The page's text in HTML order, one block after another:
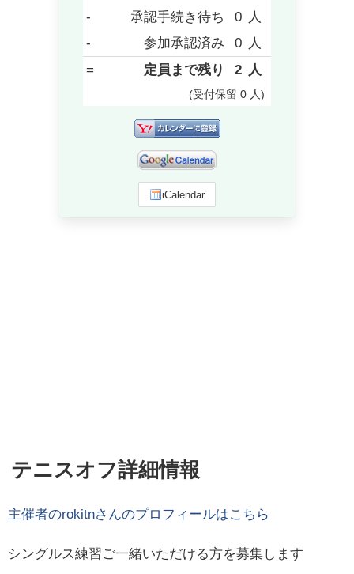
-
承認手続き待ち 0 人
-
参加承認済み 0 人
=
定員まで残り 2 人
(受付保留 0 人)
iCalendar
テニスオフ詳細情報
主催者のrokitnさんのプロフィールはこちら
シングルス練習ご一緒いただける方を募集します